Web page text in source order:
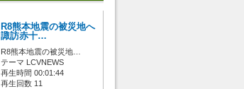
R8熊本地震の被災地へ
諏訪赤十…
R8熊本地震の被災地…
テーマ LCVNEWS
再生時間 00:01:44
再生回数 11